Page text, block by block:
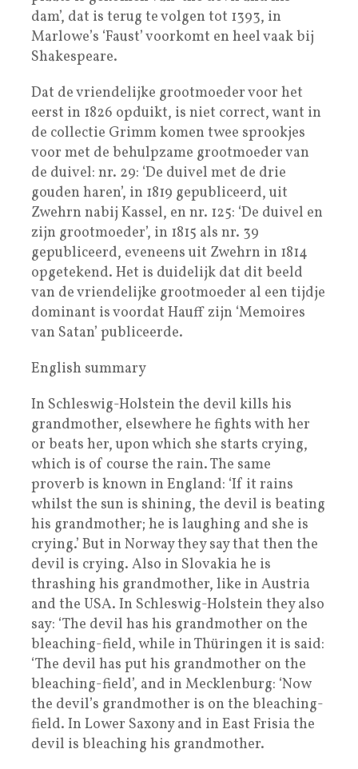
dam’, dat is terug te volgen tot 1393, in
Marlowe’s ‘Faust’ voorkomt en heel vaak bij
Shakespeare.
Dat de vriendelijke grootmoeder voor het
eerst in 1826 opduikt, is niet correct, want in
de collectie Grimm komen twee sprookjes
voor met de behulpzame grootmoeder van
de duivel: nr. 29: ‘De duivel met de drie
gouden haren’, in 1819 gepubliceerd, uit
Zwehrn nabij Kassel, en nr. 125: ‘De duivel en
zijn grootmoeder’, in 1815 als nr. 39
gepubliceerd, eveneens uit Zwehrn in 1814
opgetekend. Het is duidelijk dat dit beeld
van de vriendelijke grootmoeder al een tijdje
dominant is voordat Hauff zijn ‘Memoires
van Satan’ publiceerde.
English summary
In Schleswig-Holstein the devil kills his
grandmother, elsewhere he fights with her
or beats her, upon which she starts crying,
which is of course the rain. The same
proverb is known in England: ‘If it rains
whilst the sun is shining, the devil is beating
his grandmother; he is laughing and she is
crying.’ But in Norway they say that then the
devil is crying. Also in Slovakia he is
thrashing his grandmother, like in Austria
and the USA. In Schleswig-Holstein they also
say: ‘The devil has his grandmother on the
bleaching-field, while in Thüringen it is said:
‘The devil has put his grandmother on the
bleaching-field’, and in Mecklenburg: ‘Now
the devil’s grandmother is on the bleaching-
field. In Lower Saxony and in East Frisia the
devil is bleaching his grandmother.